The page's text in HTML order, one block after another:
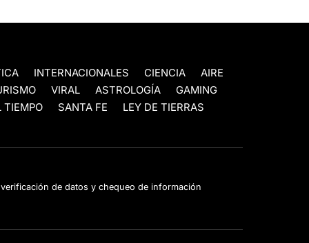
INTERNACIONALES CIENCIA
AIRE
VIRAL ASTROLOGÍA
GAMING
TIEMPO SANTA FE
LEY DE TIERRAS
de datos y chequeo de información